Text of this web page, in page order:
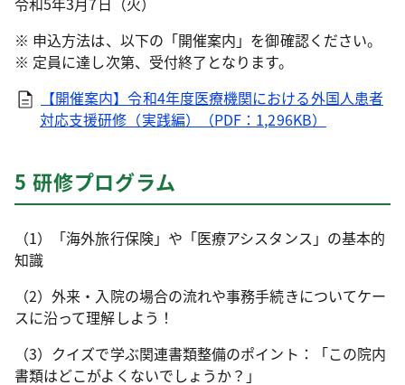
※ 申込方法は、以下の「開催案内」を御確認ください。
※ 定員に達し次第、受付終了となります。
【開催案内】令和4年度医療機関における外国人患者
対応支援研修（実践編）（PDF：1,296KB）
5 研修プログラム
（1）「海外旅行保険」や「医療アシスタンス」の基本的
知識
（2）外来・入院の場合の流れや事務手続きについてケー
スに沿って理解しよう！
（3）クイズで学ぶ関連書類整備のポイント：「この院内
書類はどこがよくないでしょうか？」